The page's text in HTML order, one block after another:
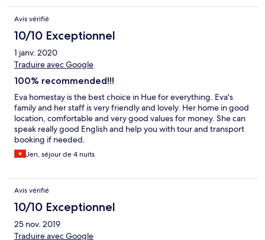
Avis vérifié
10/10 Exceptionnel
1 janv. 2020
Traduire avec Google
100% recommended!!!
Eva homestay is the best choice in Hue for everything. Eva's
family and her staff is very friendly and lovely. Her home in good
location, comfortable and very good values for money. She can
speak really good English and help you with tour and transport
booking if needed.
Jen, séjour de 4 nuits
Avis vérifié
10/10 Exceptionnel
25 nov. 2019
Traduire avec Google